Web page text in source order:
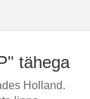
tähega
Holland.